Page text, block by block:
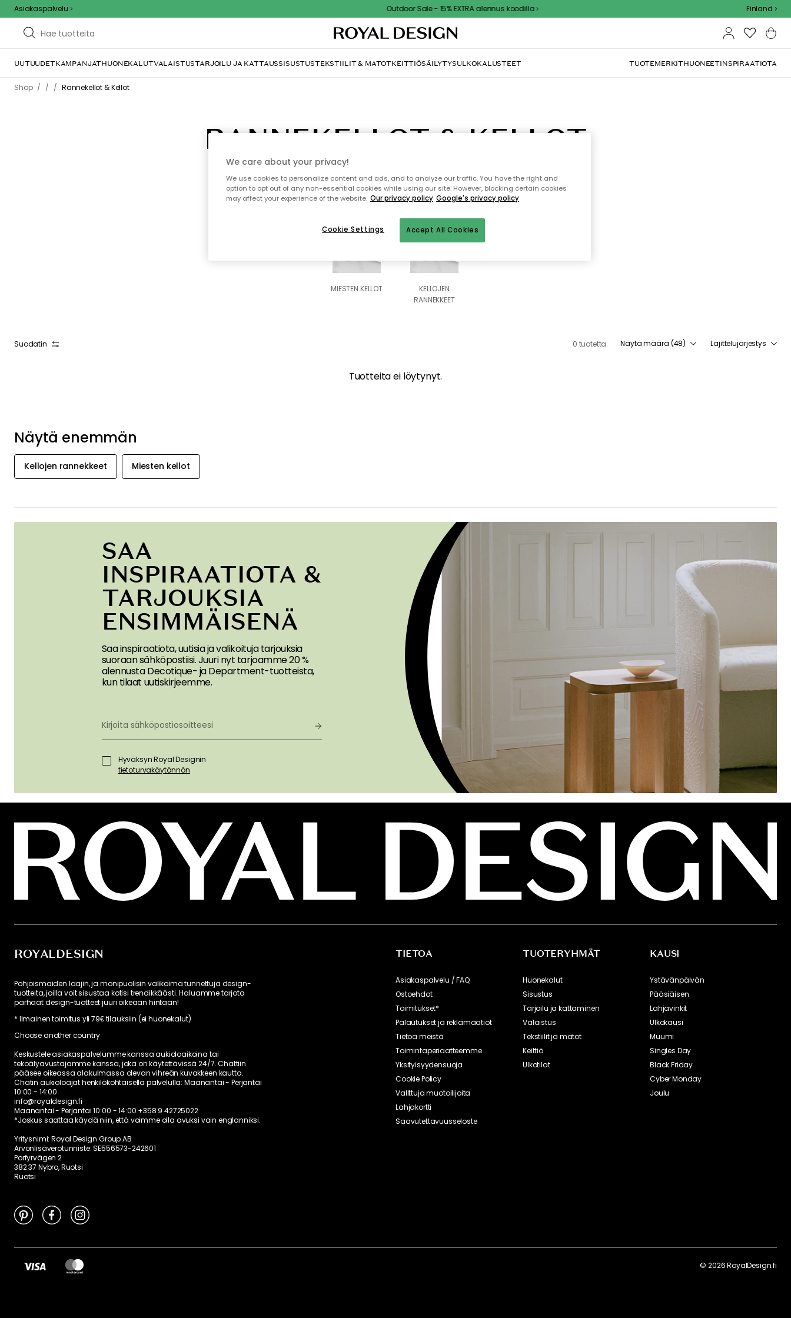
Asiakaspalvelu Outdoor Sale - 15% EXTRA alennus koodilla Finland
UUTUUDETKAMPANJATHUONEKALUTVALAISTUSTARJOILU JA KATTAUSSISUSTUSTEKSTIILIT & MATOTKEITTIÖSÄILYTYSULKOKALUSTEET TUOTEMERKITHUONEETINSPIRAATIOTA
Shop / / / Rannekellot & Kellot
RANNEKELLOT & KELLOT
Olemme valinneet valikoimaamme suuren määrän tyylikkäitä design kelloja, joista
varmasti löydät juuri täydellisen! Voit rajata hakutuloksia materiaalin, värin tai hinnan
mukaan löytääksesi etsimäsi kellon.
MIESTEN KELLOT
KELLOJEN
RANNEKKEET
Suodatin 0 tuotetta Näytä määrä (48) Lajittelujärjestys
Tuotteita ei löytynyt.
Näytä enemmän
Kellojen rannekkeet Miesten kellot
SAA
INSPIRAATIOTA &
TARJOUKSIA
ENSIMMÄISENÄ
Saa inspiraatiota, uutisia ja valikoituja tarjouksia
suoraan sähköpostiisi. Juuri nyt tarjoamme 20 %
alennusta Decotique- ja Department-tuotteista,
kun tilaat uutiskirjeemme.
Hyväksyn Royal Designin
tietoturvakäytännön
ROYALDESIGN
Pohjoismaiden laajin, ja monipuolisin valikoima tunnettuja design-
tuotteita, joilla voit sisustaa kotisi trendikkäästi. Haluamme tarjota
parhaat design-tuotteet juuri oikeaan hintaan!
* Ilmainen toimitus yli 79€ tilauksiin (ei huonekalut)
Choose another country
Keskustele asiakaspalvelumme kanssa aukioloaikoina tai
tekoälyavustajamme kanssa, joka on käytettävissä 24/7. Chattiin
pääsee oikeassa alakulmassa olevan vihreän kuvakkeen kautta.
Chatin aukioloajat henkilökohtaisella palvelulla: Maanantai - Perjantai
10:00 - 14:00
info@royaldesign.fi
Maanantai - Perjantai 10:00 - 14:00 +358 9 42725022
*Joskus saattaa käydä niin, että voimme olla avuksi vain englanniksi.
Yritysnimi: Royal Design Group AB
Arvonlisäverotunniste: SE556573-242601
Porfyrvägen 2
382 37 Nybro, Ruotsi
Ruotsi
TIETOA
Asiakaspalvelu / FAQ
Ostoehdot
Toimitukset*
Palautukset ja reklamaatiot
Tietoa meistä
Toimintaperiaatteemme
Yksityisyydensuoja
Cookie Policy
Valittuja muotoilijoita
Lahjakortti
Saavutettavuusseloste
TUOTERYHMÄT
Huonekalut
Sisustus
Tarjoilu ja kattaminen
Valaistus
Tekstiilit ja matot
Keittiö
Ulkotilat
KAUSI
Ystävänpäivän
Pääsiäisen
Lahjavinkit
Ulkokausi
Muumi
Singles Day
Black Friday
Cyber Monday
Joulu
© 2026RoyalDesign.fi
We care about your privacy!
We use cookies to personalize content and ads, and to analyze our traffic. You have the right and
option to opt out of any non-essential cookies while using our site. However, blocking certain cookies
may affect your experience of the website. Our privacy policy Google's privacy policy
Accept All Cookies
Cookie Settings